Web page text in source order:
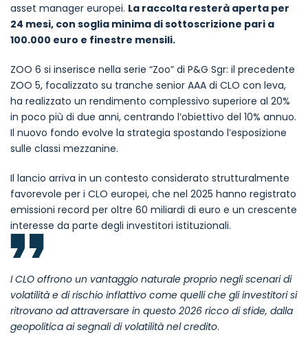
asset manager europei. La raccolta resterà aperta per
24 mesi, con soglia minima di sottoscrizione pari a
100.000 euro e finestre mensili.
ZOO 6 si inserisce nella serie “Zoo” di P&G Sgr: il precedente
ZOO 5, focalizzato su tranche senior AAA di CLO con leva,
ha realizzato un rendimento complessivo superiore al 20%
in poco più di due anni, centrando l’obiettivo del 10% annuo.
Il nuovo fondo evolve la strategia spostando l’esposizione
sulle classi mezzanine.
Il lancio arriva in un contesto considerato strutturalmente
favorevole per i CLO europei, che nel 2025 hanno registrato
emissioni record per oltre 60 miliardi di euro e un crescente
interesse da parte degli investitori istituzionali.
I CLO offrono un vantaggio naturale proprio negli scenari di
volatilità e di rischio inflattivo come quelli che gli investitori si
ritrovano ad attraversare in questo 2026 ricco di sfide, dalla
geopolitica ai segnali di volatilità nel credito.